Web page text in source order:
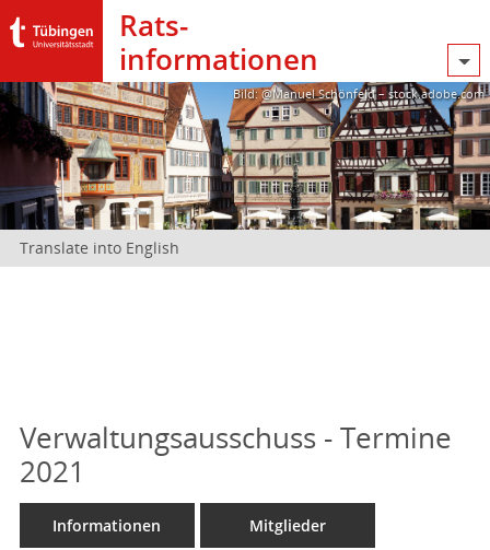
Rats­
informationen
Bild: @Manuel Schönfeld – stock.adobe.com
Translate into English
Verwaltungsausschuss - Termine
2021
Informationen Mitglieder